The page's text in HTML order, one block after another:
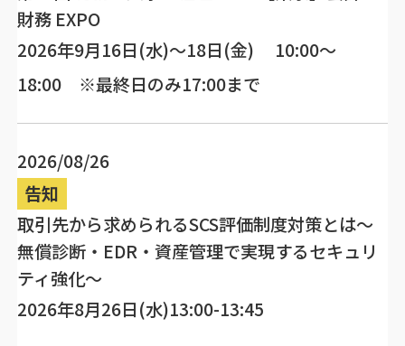
財務 EXPO
2026年9月16日(水)～18日(金) 10:00～
18:00 ※最終日のみ17:00まで
2026/08/26
告知
取引先から求められるSCS評価制度対策とは～
無償診断・EDR・資産管理で実現するセキュリ
ティ強化～
2026年8月26日(水)13:00-13:45